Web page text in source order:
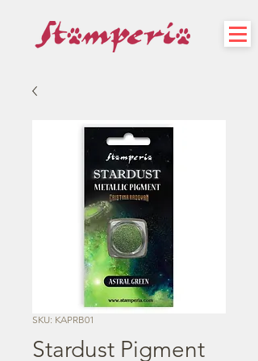
SKU: KAPRB01
Stardust Pigment